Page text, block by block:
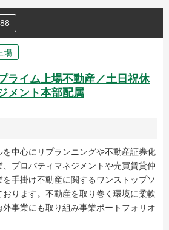
場
ライム上場不動産／土日祝休
メント本部配属
中心にリプランニングや不動産証券化
プロパティマネジメントや売買賃貸仲
手掛け不動産に関するワンストップソ
おります。不動産を取り巻く環境に柔軟
事業にも取り組み事業ポートフォリオ